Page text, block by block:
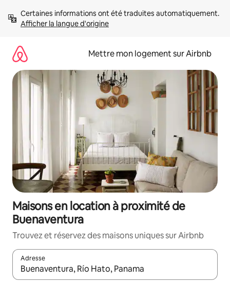
directement
Afficher la langue d'origine
Mettre mon logement sur Airbnb
Maisons en location à proximité de
Buenaventura
Trouvez et réservez des maisons uniques sur Airbnb
Adresse
Lorsque les résultats s'affichent, utilisez les flèches vers le